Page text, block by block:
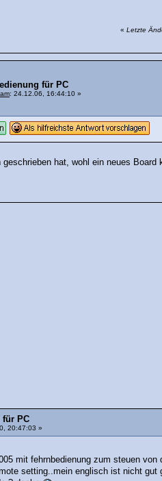
« Letzte
für PC
: 24.12.06, 16:44:10 »
hat, wohl ein neues Board
für PC
20:47:03 »
mit fehrnbedienung zum steuen von
setting..mein englisch ist nicht gut